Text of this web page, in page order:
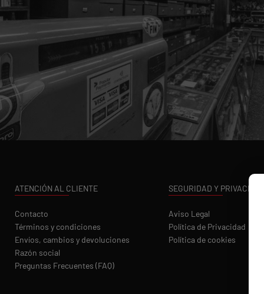
ATENCIÓN AL CLIENTE
Contacto
Términos y condiciones
Envíos, cambios y devoluciones
Razón social
Preguntas Frecuentes (FAQ)
SEGURIDAD Y PRIVACIDAD
Aviso Legal
Política de Privacidad
Política de cookies